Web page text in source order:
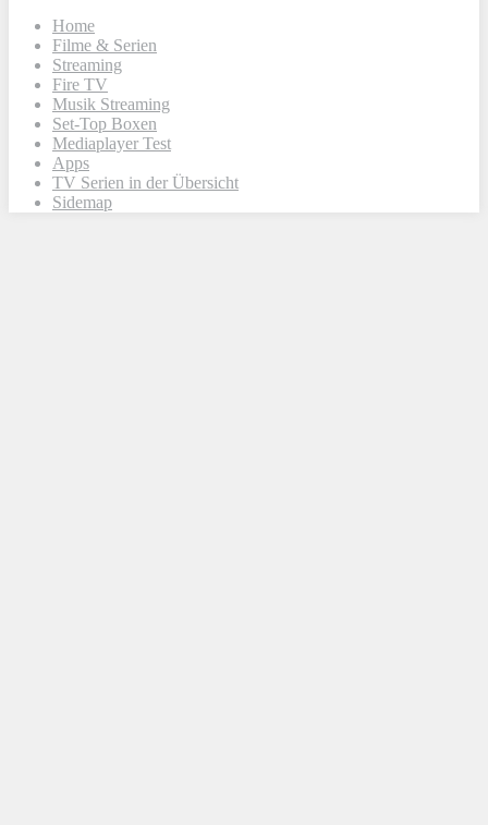
Home
Filme & Serien
Streaming
Fire TV
Musik Streaming
Set-Top Boxen
Mediaplayer Test
Apps
TV Serien in der Übersicht
Sidemap